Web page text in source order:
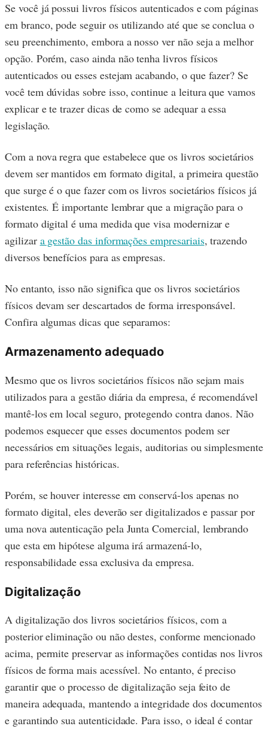
Se você já possui livros físicos autenticados e com páginas
em branco, pode seguir os utilizando até que se conclua o
seu preenchimento, embora a nosso ver não seja a melhor
opção. Porém, caso ainda não tenha livros físicos
autenticados ou esses estejam acabando, o que fazer? Se
você tem dúvidas sobre isso, continue a leitura que vamos
explicar e te trazer dicas de como se adequar a essa
legislação.
Com a nova regra que estabelece que os livros societários
devem ser mantidos em formato digital, a primeira questão
que surge é o que fazer com os livros societários físicos já
existentes. É importante lembrar que a migração para o
formato digital é uma medida que visa modernizar e
agilizar a gestão das informações empresariais, trazendo
diversos benefícios para as empresas.
No entanto, isso não significa que os livros societários
físicos devam ser descartados de forma irresponsável.
Confira algumas dicas que separamos:
Armazenamento adequado
Mesmo que os livros societários físicos não sejam mais
utilizados para a gestão diária da empresa, é recomendável
mantê-los em local seguro, protegendo contra danos. Não
podemos esquecer que esses documentos podem ser
necessários em situações legais, auditorias ou simplesmente
para referências históricas.
Porém, se houver interesse em conservá-los apenas no
formato digital, eles deverão ser digitalizados e passar por
uma nova autenticação pela Junta Comercial, lembrando
que esta em hipótese alguma irá armazená-lo,
responsabilidade essa exclusiva da empresa.
Digitalização
A digitalização dos livros societários físicos, com a
posterior eliminação ou não destes, conforme mencionado
acima, permite preservar as informações contidas nos livros
físicos de forma mais acessível. No entanto, é preciso
garantir que o processo de digitalização seja feito de
maneira adequada, mantendo a integridade dos documentos
e garantindo sua autenticidade. Para isso, o ideal é contar